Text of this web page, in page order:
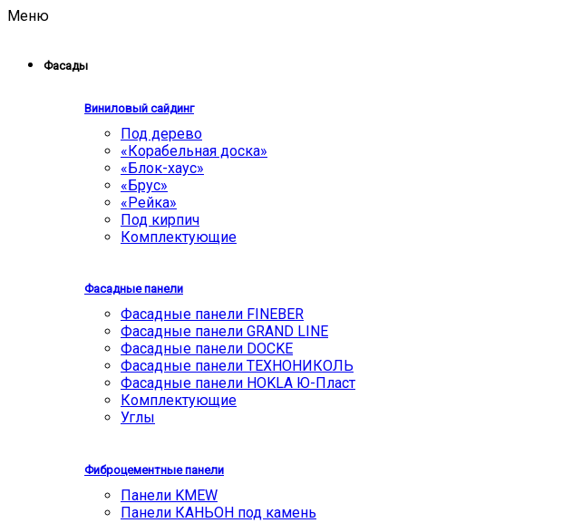
Меню
Фасады
Виниловый сайдинг
Под дерево
«Корабельная доска»
«Блок-хаус»
«Брус»
«Рейка»
Под кирпич
Комплектующие
Фасадные панели
Фасадные панели FINEBER
Фасадные панели GRAND LINE
Фасадные панели DOCKE
Фасадные панели ТЕХНОНИКОЛЬ
Фасадные панели HOKLA Ю-Пласт
Комплектующие
Углы
Фиброцементные панели
Панели KMEW
Панели КАНЬОН под камень